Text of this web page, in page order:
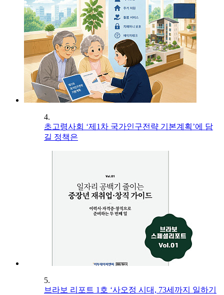
4.
초고령사회 ‘제1차 국가인구전략 기본계획’에 담
길 정책은
5.
브라보 리포트 1호 ‘사오정 시대, 73세까지 일하기